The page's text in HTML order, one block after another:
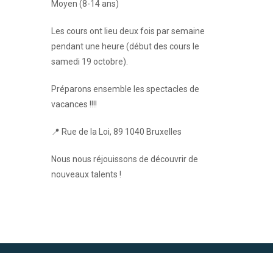
Moyen (8-14 ans)
Les cours ont lieu deux fois par semaine
pendant une heure (début des cours le
samedi 19 octobre).
Préparons ensemble les spectacles de
vacances !!!!
📍 Rue de la Loi, 89 1040 Bruxelles
Nous nous réjouissons de découvrir de
nouveaux talents !